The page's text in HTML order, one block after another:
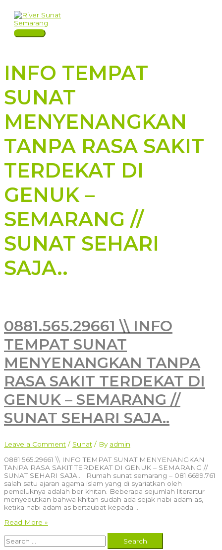
content
Main
INFO TEMPAT
SUNAT
MENYENANGKAN
TANPA RASA SAKIT
TERDEKAT DI
GENUK –
SEMARANG //
SUNAT SEHARI
SAJA..
0881.565.29661 \\ INFO
TEMPAT SUNAT
MENYENANGKAN TANPA
RASA SAKIT TERDEKAT DI
GENUK – SEMARANG //
SUNAT SEHARI SAJA..
Leave a Comment / Sunat / By admin
0881.565.29661 \\ INFO TEMPAT SUNAT MENYENANGKAN
TANPA RASA SAKIT TERDEKAT DI GENUK – SEMARANG //
SUNAT SEHARI SAJA.. Rumah sunat semarang – 081.6699.761
salah satu ajaran agama islam yang di syariatkan oleh
pemeluknya adalah ber khitan. Beberapa sejumlah literartur
menyebutkan bahwa khitan sudah ada sejak nabi adam as,
ketika nabi adam as bertaubat kepada …
0881.565.29661
INFO
TEMPAT
Read More »
Search
for: